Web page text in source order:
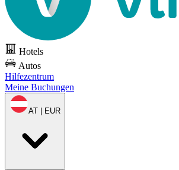
Hotels
Autos
Hilfezentrum
Meine Buchungen
AT | EUR